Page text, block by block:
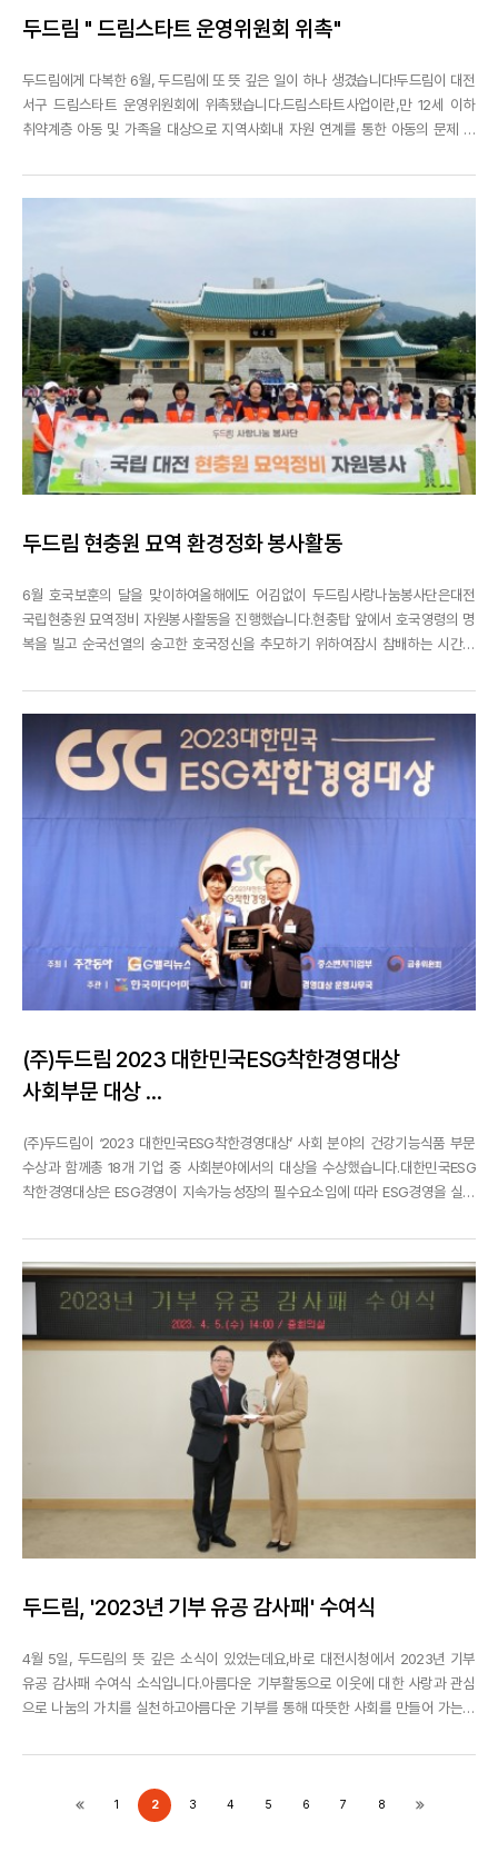
두드림 " 드림스타트 운영위원회 위촉"
두드림에게 다복한 6월, 두드림에 또 뜻 깊은 일이 하나 생겼습니다!두드림이 대전
서구 드림스타트 운영위원회에 위촉됐습니다.드림스타트사업이란,만 12세 이하
취약계층 아동 및 가족을 대상으로 지역사회내 자원 연계를 통한 아동의 문제 및
회를 보장하기 위해 다양한 서비스를 제공하여 건강하고 행복한사회구성원으로
성장할 수 있도록 지원하는 사업입니다.드림...
두드림 현충원 묘역 환경정화 봉사활동
6월 호국보훈의 달을 맞이하여올해에도 어김없이 두드림사랑나눔봉사단은대전
국립현충원 묘역정비 자원봉사활동을 진행했습니다.현충탑 앞에서 호국영령의 명
복을 빌고 순국선열의 숭고한 호국정신을 추모하기 위하여잠시 참배하는 시간을
지키기 위하여 목숨을 바치신 선열의 넋을 기리며,존경의 마음을 담아 묘역 주변
을 정비하고비석을 닦았습니다.국가유공자분...
(주)두드림 2023 대한민국ESG착한경영대상
사회부문 대상 ...
(주)두드림이 ‘2023 대한민국ESG착한경영대상’ 사회 분야의 건강기능식품 부문
수상과 함께총 18개 기업 중 사회분야에서의 대상을 수상했습니다.대한민국ESG
착한경영대상은 ESG경영이 지속가능성장의 필수요소임에 따라 ESG경영을 실천
자체의가치를 알리고자 제정되었는데요,2011년 회사 창립때부터 지속적인 사회공
헌 활동을 펼치고 있는 우리 두드림은전 직원이 함께 매...
두드림, '2023년 기부 유공 감사패' 수여식
4월 5일, 두드림의 뜻 깊은 소식이 있었는데요,바로 대전시청에서 2023년 기부
유공 감사패 수여식 소식입니다.아름다운 기부활동으로 이웃에 대한 사랑과 관심
으로 나눔의 가치를 실천하고아름다운 기부를 통해 따뜻한 사회를 만들어 가는데
컴퍼니(선양), ktcs 등 대전 12명(기관.개인 포함)그리고이장우 대전시장이참석하
1 2 3 4 5 6 7 8